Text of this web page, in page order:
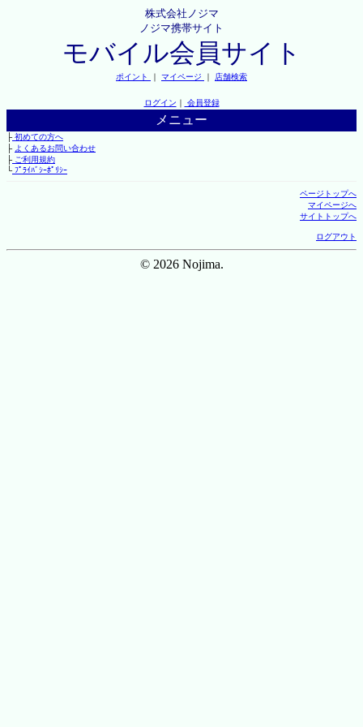
株式会社ノジマ
ノジマ携帯サイト
モバイル会員サイト
ポイント ｜ マイページ ｜ 店舗検索
ログイン ｜ 会員登録
メニュー
├初めての方へ
├ よくあるお問い合わせ
├ご利用規約
└ﾌﾟﾗｲﾊﾞｼｰﾎﾟﾘｼｰ
ページトップへ
マイページへ
サイトトップへ
ログアウト
© 2026 Nojima.